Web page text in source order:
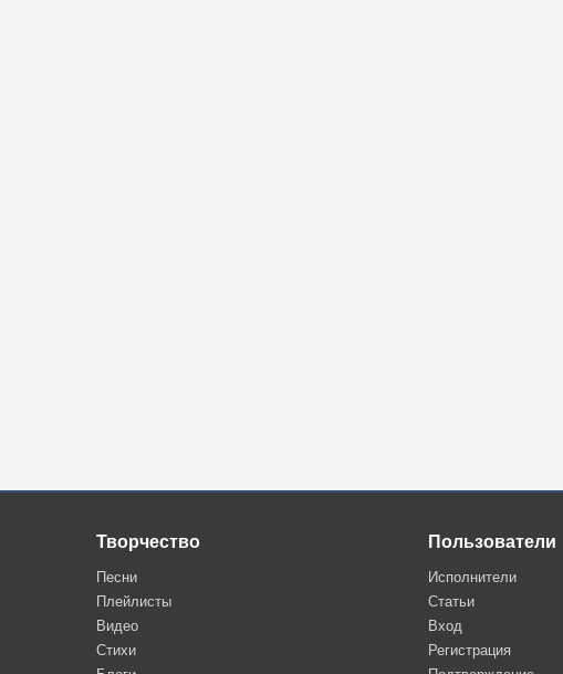
Творчество
Песни
Плейлисты
Видео
Стихи
Пользователи
Исполнители
Статьи
Вход
Регистрация